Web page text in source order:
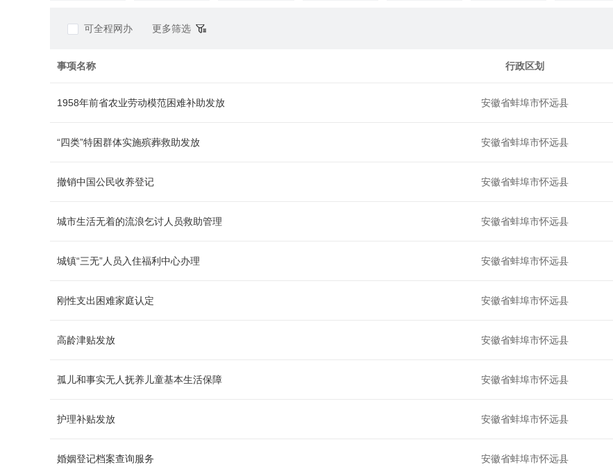
可全程网办 更多筛选
事项名称 行政区划
1958年前省农业劳动模范困难补助发放 安徽省蚌埠市怀远县
“四类”特困群体实施殡葬救助发放 安徽省蚌埠市怀远县
撤销中国公民收养登记 安徽省蚌埠市怀远县
城市生活无着的流浪乞讨人员救助管理 安徽省蚌埠市怀远县
城镇“三无”人员入住福利中心办理 安徽省蚌埠市怀远县
刚性支出困难家庭认定 安徽省蚌埠市怀远县
高龄津贴发放 安徽省蚌埠市怀远县
孤儿和事实无人抚养儿童基本生活保障 安徽省蚌埠市怀远县
护理补贴发放 安徽省蚌埠市怀远县
婚姻登记档案查询服务 安徽省蚌埠市怀远县